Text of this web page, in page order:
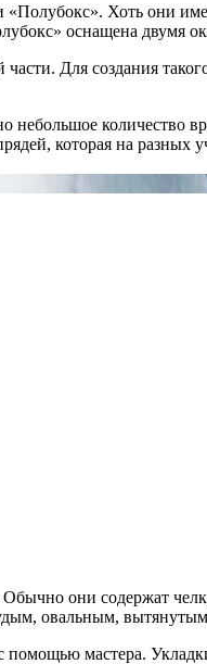
Хоть они
оснащена двумя
Для создания
количество
которая на разных
они содержат
овальным,
мастера.